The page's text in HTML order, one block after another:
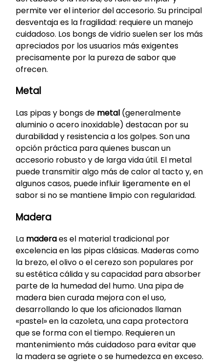
permite ver el interior del accesorio. Su principal
desventaja es la fragilidad: requiere un manejo
cuidadoso. Los bongs de vidrio suelen ser los más
apreciados por los usuarios más exigentes
precisamente por la pureza de sabor que
ofrecen.
Metal
Las pipas y bongs de metal (generalmente
aluminio o acero inoxidable) destacan por su
durabilidad y resistencia a los golpes. Son una
opción práctica para quienes buscan un
accesorio robusto y de larga vida útil. El metal
puede transmitir algo más de calor al tacto y, en
algunos casos, puede influir ligeramente en el
sabor si no se mantiene limpio con regularidad.
Madera
La maderaes el material tradicional por
excelencia en las pipas clásicas. Maderas como
la brezo, el olivo o el cerezo son populares por
su estética cálida y su capacidad para absorber
parte de la humedad del humo. Una pipa de
madera bien curada mejora con el uso,
desarrollando lo que los aficionados llaman
«pastel» en la cazoleta, una capa protectora
que se forma con el tiempo. Requieren un
mantenimiento más cuidadoso para evitar que
la madera se agriete o se humedezca en exceso.